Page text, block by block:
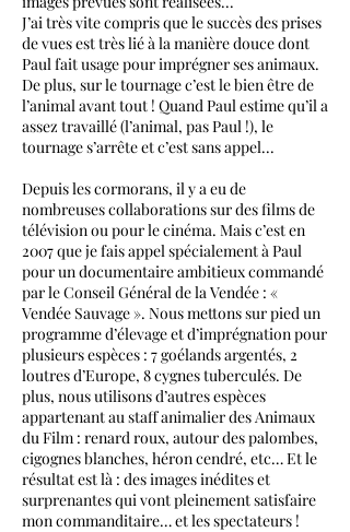
J’ai très vite compris que le succès des prises
de vues est très lié à la manière douce dont
Paul fait usage pour imprégner ses animaux.
De plus, sur le tournage c’est le bien être de
l’animal avant tout ! Quand Paul estime qu’il a
assez travaillé (l’animal, pas Paul !), le
tournage s’arrête et c’est sans appel...
Depuis les cormorans, il y a eu de
nombreuses collaborations sur des films de
télévision ou pour le cinéma. Mais c’est en
2007 que je fais appel spécialement à Paul
pour un documentaire ambitieux commandé
par le Conseil Général de la Vendée : «
Vendée Sauvage ». Nous mettons sur pied un
programme d’élevage et d’imprégnation pour
plusieurs espèces : 7 goélands argentés, 2
loutres d’Europe, 8 cygnes tuberculés. De
plus, nous utilisons d’autres espèces
appartenant au staff animalier des Animaux
du Film : renard roux, autour des palombes,
cigognes blanches, héron cendré, etc… Et le
résultat est là : des images inédites et
surprenantes qui vont pleinement satisfaire
mon commanditaire… et les spectateurs !